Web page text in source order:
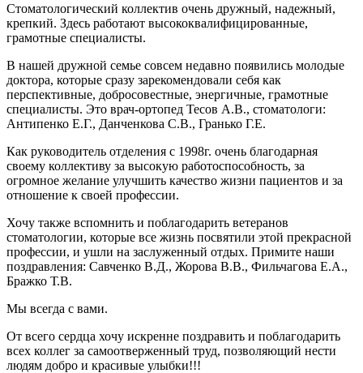
Стоматологический коллектив очень дружный, надежный,
крепкий. Здесь работают высококвалифицированные,
грамотные специалисты.
В нашей дружной семье совсем недавно появились молодые
доктора, которые сразу зарекомендовали себя как
перспективные, добросовестные, энергичные, грамотные
специалисты. Это врач-ортопед Тесов А.В., стоматологи:
Антипенко Е.Г., Данченкова С.В., Гранько Г.Е.
Как руководитель отделения с 1998г. очень благодарная
своему коллективу за высокую работоспособность, за
огромное желание улучшить качество жизни пациентов и за
отношение к своей профессии.
Хочу также вспомнить и поблагодарить ветеранов
стоматологии, которые все жизнь посвятили этой прекрасной
профессии, и ушли на заслуженный отдых. Примите наши
поздравления: Савченко В.Д., Жорова В.В., Фильчагова Е.А.,
Бражко Т.В.
Мы всегда с вами.
От всего сердца хочу искренне поздравить и поблагодарить
всех коллег за самоотверженный труд, позволяющий нести
людям добро и красивые улыбки!!!